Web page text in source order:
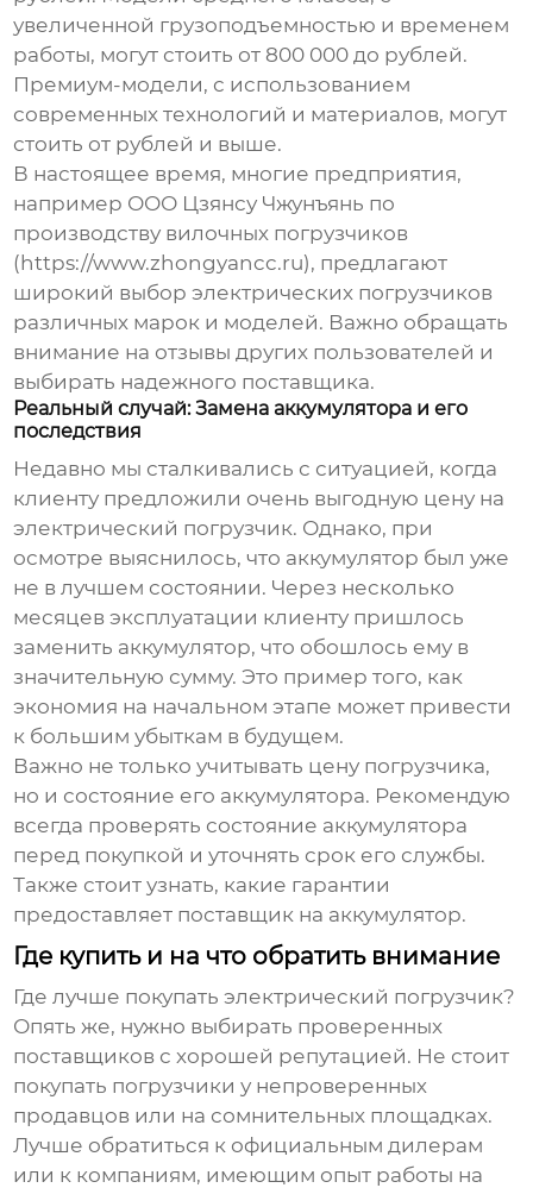
увеличенной грузоподъемностью и временем
работы, могут стоить от 800 000 до рублей.
Премиум-модели, с использованием
современных технологий и материалов, могут
стоить от рублей и выше.
В настоящее время, многие предприятия,
например ООО Цзянсу Чжунъянь по
производству вилочных погрузчиков
(https://www.zhongyancc.ru), предлагают
широкий выборэлектрических погрузчиков
различных марок и моделей. Важно обращать
внимание на отзывы других пользователей и
выбирать надежного поставщика.
Реальный случай: Замена аккумулятора и его
последствия
Недавно мы сталкивались с ситуацией, когда
клиенту предложили очень выгодную цену на
электрический погрузчик. Однако, при
осмотре выяснилось, что аккумулятор был уже
не в лучшем состоянии. Через несколько
месяцев эксплуатации клиенту пришлось
заменить аккумулятор, что обошлось ему в
значительную сумму. Это пример того, как
экономия на начальном этапе может привести
к большим убыткам в будущем.
Важно не только учитывать цену погрузчика,
но и состояние его аккумулятора. Рекомендую
всегда проверять состояние аккумулятора
перед покупкой и уточнять срок его службы.
Также стоит узнать, какие гарантии
предоставляет поставщик на аккумулятор.
Где купить и на что обратить внимание
Где лучше покупатьэлектрический погрузчик?
Опять же, нужно выбирать проверенных
поставщиков с хорошей репутацией. Не стоит
покупать погрузчики у непроверенных
продавцов или на сомнительных площадках.
Лучше обратиться к официальным дилерам
или к компаниям, имеющим опыт работы на